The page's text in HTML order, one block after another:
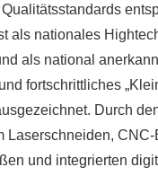
als nationales
als national
fortschrittliches
Durch
Laserschneiden,
und integrierten